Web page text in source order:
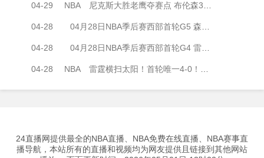
04-29 NBA 尼克斯大胜老鹰夺赛点 布伦森39+8 唐斯16+14 约翰逊18+10+6
04-28 04月28日NBA季后赛西部首轮G5 森林狼 - 掘金 全场录像
04-28 04月28日NBA季后赛西部首轮G4 雷霆 - 太阳 全场录像
04-28 NBA 雷霆横扫太阳！首轮唯一4-0！SGA31+8 杰伦·格林25中10
24直播网提供最全的NBA直播、NBA免费在线直播、NBA赛事直
播导航，本站所有的直播和视频均为网友提供且链接到其他网站